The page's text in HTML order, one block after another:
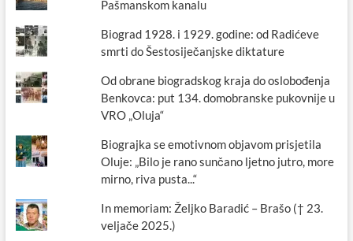
Pašmanskom kanalu
Biograd 1928. i 1929. godine: od Radićeve
smrti do Šestosiječanjske diktature
Od obrane biogradskog kraja do oslobođenja
Benkovca: put 134. domobranske pukovnije u
VRO „Oluja“
Biograjka se emotivnom objavom prisjetila
Oluje: „Bilo je rano sunčano ljetno jutro, more
mirno, riva pusta...“
In memoriam: Željko Baradić – Brašo († 23.
veljače 2025.)